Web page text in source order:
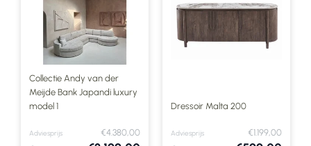
Collectie Andy van der
Meijde Bank Japandi luxury
model 1
Adviesprijs
€4.380,00
Dressoir Malta 200
Adviesprijs
€1.199,00